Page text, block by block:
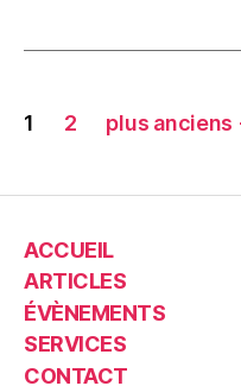
Pagination
publications
1 2 plus anciens
ACCUEIL
ARTICLES
ÉVÈNEMENTS
SERVICES
CONTACT